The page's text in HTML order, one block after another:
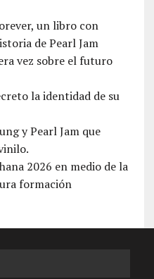
un libro con
de Pearl Jam
vez sobre el futuro
la identidad de su
y Pearl Jam que
2026 en medio de la
formación